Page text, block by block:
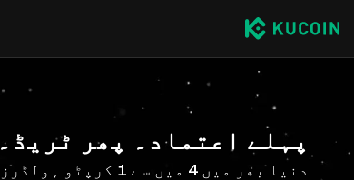
پہلے اعتماد۔ پھر ٹریڈ۔
دنیا بھر میں 4 میں سے 1 کرپٹو ہولڈرز KuCoin کے ساتھ ہیں۔